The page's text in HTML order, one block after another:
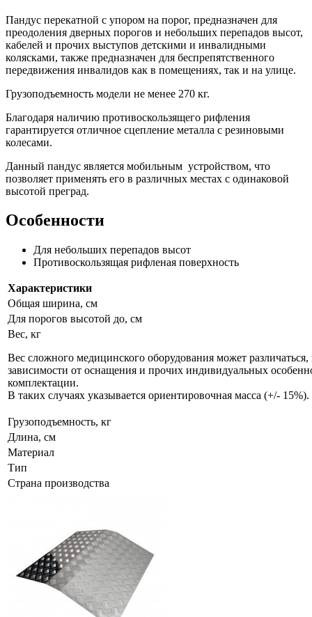
Пандус перекатной с упором на порог, предназначен для
преодоления дверных порогов и небольших перепадов высот,
кабелей и прочих выступов детскими и инвалидными
колясками, также предназначен для беспрепятственного
передвижения инвалидов как в помещениях, так и на улице.
Грузоподъемность модели не менее 270 кг.
Благодаря наличию противоскользящего рифления
гарантируется отличное сцепление металла с резиновыми
колесами.
Данный пандус является мобильным устройством, что
позволяет применять его в различных местах с одинаковой
высотой преград.
Особенности
Для небольших перепадов высот
Противоскользящая рифленая поверхность
Характеристики
Общая ширина, см
Для порогов высотой до, см
Вес, кг
Вес сложного медицинского оборудования может различаться,
зависимости от оснащения и прочих индивидуальных
комплектации.
В таких случаях указывается ориентировочная масса (+/- 15%).
Грузоподъемность, кг
Длина, см
Материал
Тип
Страна производства